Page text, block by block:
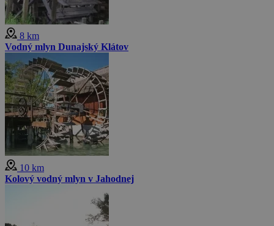
8 km
Vodný mlyn Dunajský Klátov
10 km
Kolový vodný mlyn v Jahodnej